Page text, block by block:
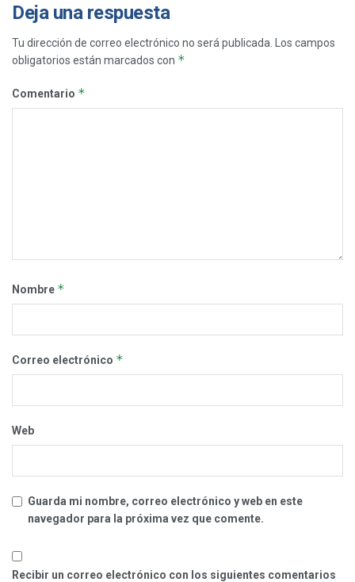
Deja una respuesta
Tu dirección de correo electrónico no será publicada.
Los campos
obligatorios están marcados con *
Comentario *
Nombre *
Correo electrónico *
Web
Guarda mi nombre, correo electrónico y web en este
navegador para la próxima vez que comente.
Recibir un correo electrónico con los siguientes comentarios